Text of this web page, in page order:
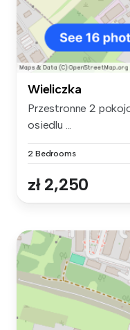
Wieliczka
Przestronne 2
osiedlu ...
2 Bedrooms
zł 2,250